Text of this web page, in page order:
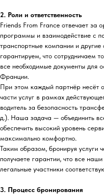
2. Роли и ответственность
Friends From France отвечает за
программы и взаимодействие с
транспортные компании и
гарантируем, что сотрудничаем
все необходимые документы для
Франции.
При этом каждый партнёр несёт
части услуг в рамках
водитель за безопасность
д.). Наша задача — объединить
обеспечить высокий уровень
максимально комфортно.
Таким образом, бронируя услуги
получаете гарантии, что все
легальные участники
3. Процесс бронирования